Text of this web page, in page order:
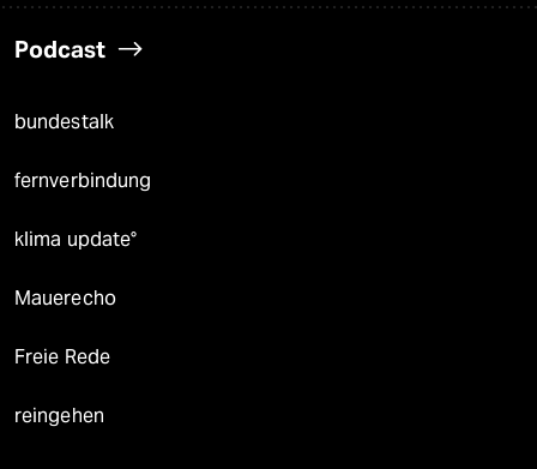
Podcast
bundestalk
fernverbindung
klima update°
Mauerecho
Freie Rede
reingehen